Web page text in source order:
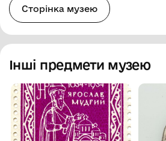
Сторінка музею
Інші предмети музею